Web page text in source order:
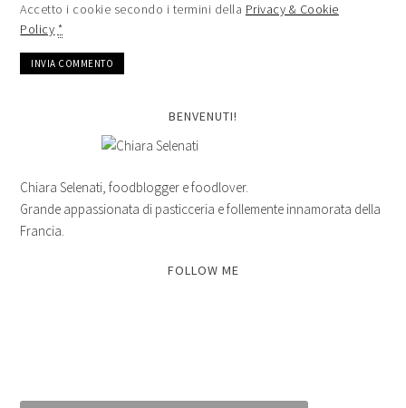
Accetto i cookie secondo i termini della Privacy & Cookie
Policy *
BENVENUTI!
Chiara Selenati, foodblogger e foodlover.
Grande appassionata di pasticceria e follemente innamorata della
Francia.
FOLLOW ME